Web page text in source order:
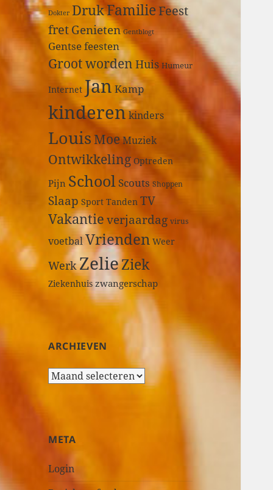
Dokter DrukFamilieFeest
fretGenieten Gentblogt
Gentse feesten
Groot worden Huis Humeur
Internet JanKamp
kinderenkinders
LouisMoeMuziek
Ontwikkeling Optreden
Pijn School Scouts Shoppen
Slaap Sport Tanden TV
Vakantie verjaardag virus
voetbalVrienden Weer
WerkZelieZiek
Ziekenhuis zwangerschap
ARCHIEVEN
A
i
v
META
Login